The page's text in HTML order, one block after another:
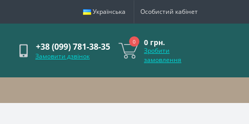
Українська Особистий кабінет
+38 (099) 781-38-35
Замовити дзвінок
0 0 грн.
Зробити
замовлення